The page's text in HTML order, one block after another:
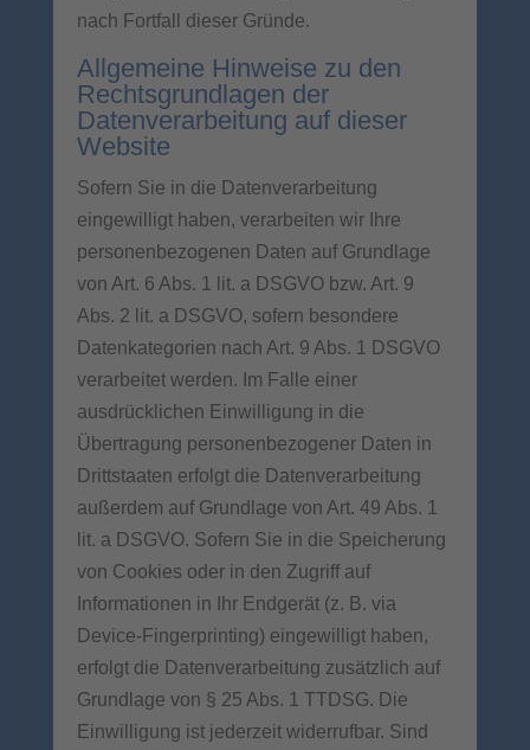
nach Fortfall dieser Gründe.
Allgemeine Hinweise zu den
Rechtsgrundlagen der
Datenverarbeitung auf dieser
Website
Sofern Sie in die Datenverarbeitung
eingewilligt haben, verarbeiten wir Ihre
personenbezogenen Daten auf Grundlage
von Art. 6 Abs. 1 lit. a DSGVO bzw. Art. 9
Abs. 2 lit. a DSGVO, sofern besondere
Datenkategorien nach Art. 9 Abs. 1 DSGVO
verarbeitet werden. Im Falle einer
ausdrücklichen Einwilligung in die
Übertragung personenbezogener Daten in
Drittstaaten erfolgt die Datenverarbeitung
außerdem auf Grundlage von Art. 49 Abs. 1
lit. a DSGVO. Sofern Sie in die Speicherung
von Cookies oder in den Zugriff auf
Informationen in Ihr Endgerät (z. B. via
Device-Fingerprinting) eingewilligt haben,
erfolgt die Datenverarbeitung zusätzlich auf
Grundlage von § 25 Abs. 1 TTDSG. Die
Einwilligung ist jederzeit widerrufbar. Sind